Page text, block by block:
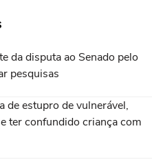
da disputa ao Senado pelo
pesquisas
de estupro de vulnerável,
ter confundido criança com